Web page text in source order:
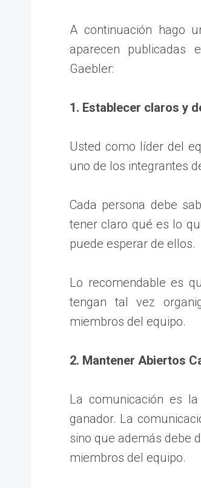
A continuación hago
aparecen publicadas
Gaebler:
1. Establecer claros y
Usted como líder del
uno de los integrantes
Cada persona debe
tener claro qué es lo
puede esperar de ellos.
Lo recomendable es
tengan tal vez
miembros del equipo.
2. Mantener Abiertos
La comunicación es
ganador. La
sino que además debe
miembros del equipo.